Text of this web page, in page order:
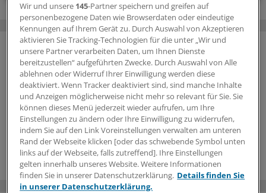
Wir und unsere 145-Partner speichern und greifen auf
personenbezogene Daten wie Browserdaten oder eindeutige
Kennungen auf Ihrem Gerät zu. Durch Auswahl von Akzeptieren
aktivieren Sie Tracking-Technologien für die unter „Wir und
unsere Partner verarbeiten Daten, um Ihnen Dienste
bereitzustellen“ aufgeführten Zwecke. Durch Auswahl von Alle
ablehnen oder Widerruf Ihrer Einwilligung werden diese
deaktiviert. Wenn Tracker deaktiviert sind, sind manche Inhalte
und Anzeigen möglicherweise nicht mehr so relevant für Sie. Sie
können dieses Menü jederzeit wieder aufrufen, um Ihre
Einstellungen zu ändern oder Ihre Einwilligung zu widerrufen,
indem Sie auf den Link Voreinstellungen verwalten am unteren
Rand der Webseite klicken [oder das schwebende Symbol unten
links auf der Webseite, falls zutreffend]. Ihre Einstellungen
gelten innerhalb unseres Website. Weitere Informationen
finden Sie in unserer Datenschutzerklärung. Details finden Sie
in unserer Datenschutzerklärung.